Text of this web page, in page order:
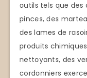
outils tels que des
pinces, des
des lames de
produits
nettoyants, des
cordonniers